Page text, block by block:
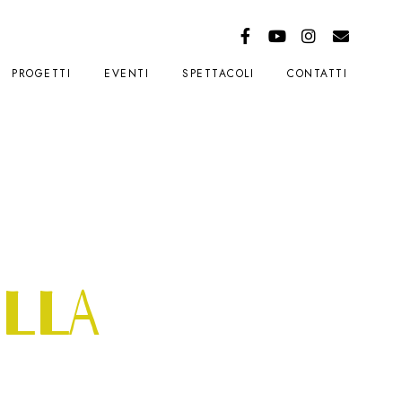
PROGETTI EVENTI SPETTACOLI CONTATTI